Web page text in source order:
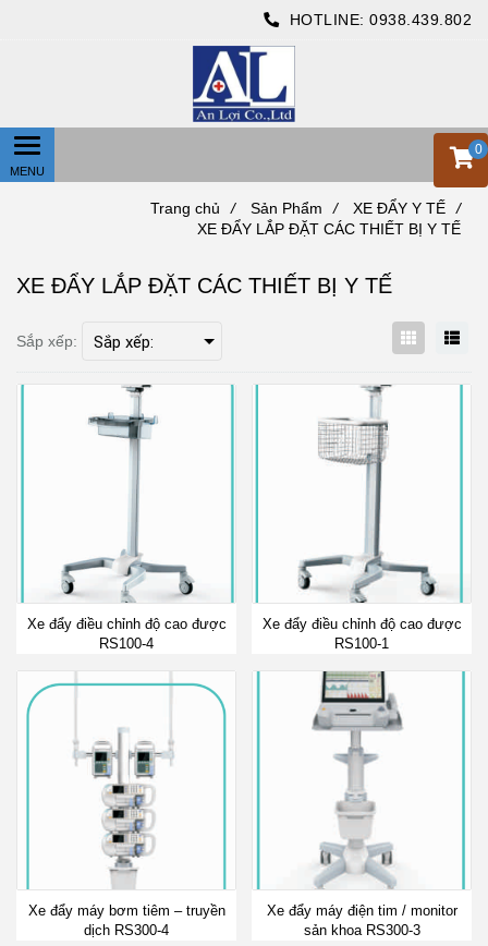
HOTLINE: 0938.439.802
0
Trang chủ / Sản Phẩm / XE ĐẨY Y TẾ
/
XE ĐẨY LẮP ĐẶT CÁC THIẾT BỊ Y TẾ
XE ĐẨY LẮP ĐẶT CÁC THIẾT BỊ Y TẾ
Sắp xếp:
Xe đẩy điều chỉnh độ cao được
RS100-4
Xe đẩy điều chỉnh độ cao được
RS100-1
Xe đẩy máy bơm tiêm – truyền
dịch RS300-4
Xe đẩy máy điện tim / monitor
sản khoa RS300-3